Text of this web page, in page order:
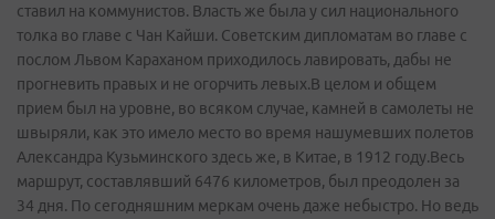
ставил на коммунистов. Власть же была у сил национального
толка во главе с Чан Кайши. Советским дипломатам во главе с
послом Львом Караханом приходилось лавировать, дабы не
прогневить правых и не огорчить левых.В целом и общем
прием был на уровне, во всяком случае, камней в самолеты не
швыряли, как это имело место во время нашумевших полетов
Александра Кузьминского здесь же, в Китае, в 1912 году.Весь
маршрут, составлявший 6476 километров, был преодолен за
34 дня. По сегодняшним меркам очень даже небыстро. Но ведь